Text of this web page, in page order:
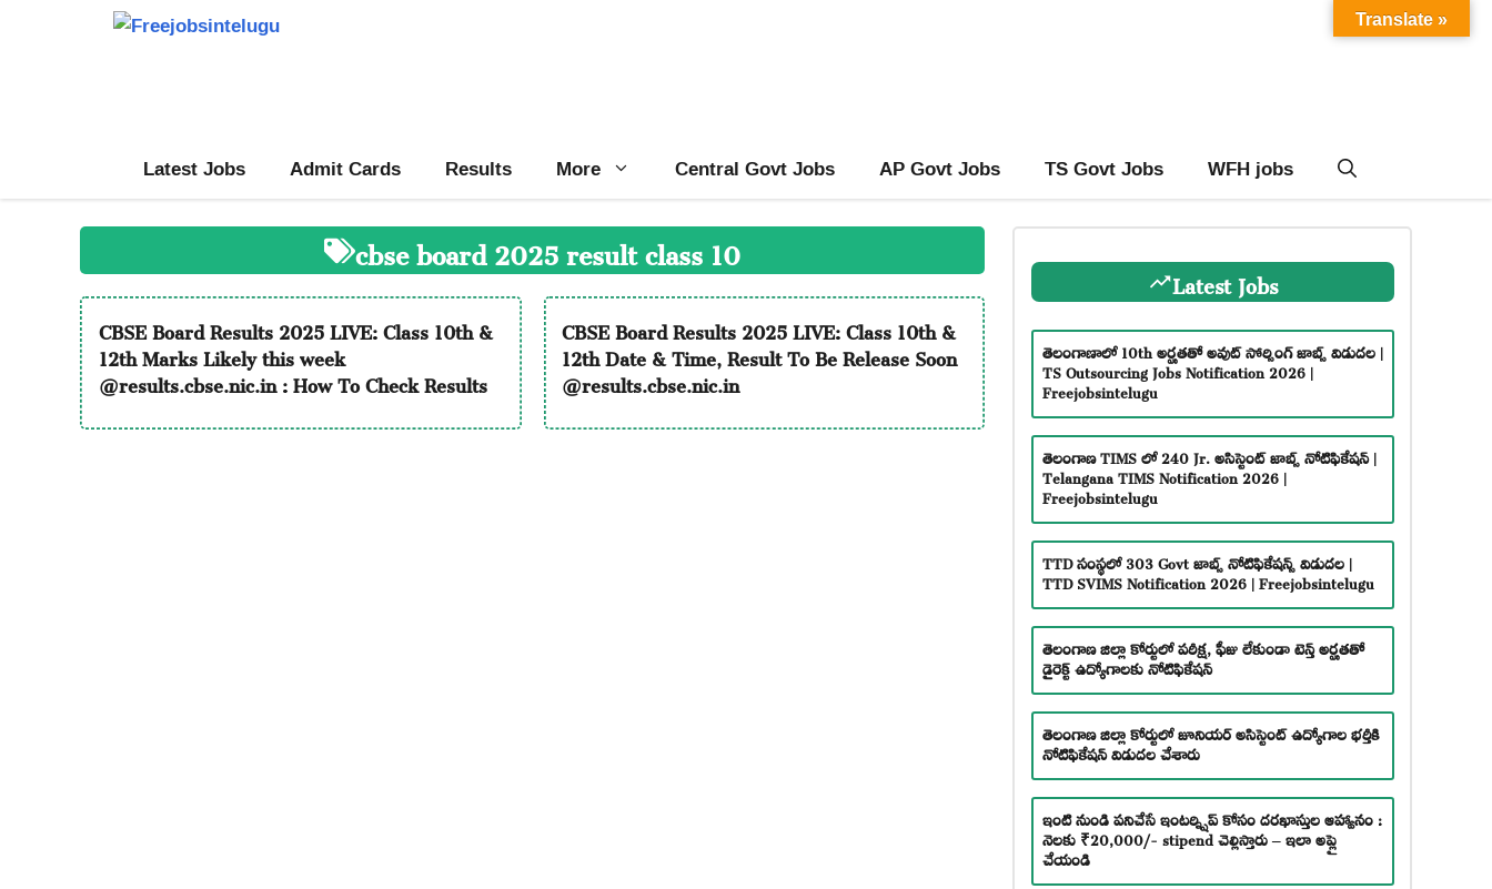
Latest Jobs Admit Cards Results More Central Govt Jobs AP Govt Jobs TS Govt Jobs WFH jobs
cbse board 2025 result class 10
CBSE Board Results 2025 LIVE: Class 10th &
12th Marks Likely this week
@results.cbse.nic.in : How To Check Results
CBSE Board Results 2025 LIVE: Class 10th &
12th Date & Time, Result To Be Release Soon
@results.cbse.nic.in
Latest Jobs
తెలంగాణాలో 10th అర్హతతో అవుట్ సోర్సింగ్ జాబ్స్ విడుదల |
TS Outsourcing Jobs Notification 2026 |
Freejobsintelugu
తెలంగాణ TIMS లో 240 Jr. అసిస్టెంట్ జాబ్స్ నోటిఫికేషన్ |
Telangana TIMS Notification 2026 |
Freejobsintelugu
TTD సంస్థలో 303 Govt జాబ్స్ నోటిఫికేషన్స్ విడుదల |
TTD SVIMS Notification 2026 | Freejobsintelugu
తెలంగాణ జిల్లా కోర్టులో పరీక్ష, ఫీజు లేకుండా టెన్త్ అర్హతతో
డైరెక్ట్ ఉద్యోగాలకు నోటిఫికేషన్
తెలంగాణ జిల్లా కోర్టులో జూనియర్ అసిస్టెంట్ ఉద్యోగాల భర్తీకి
నోటిఫికేషన్ విడుదల చేశారు
ఇంటి నుండి పనిచేసే ఇంటర్న్షిప్ కోసం దరఖాస్తుల ఆహ్వానం :
నెలకు ₹20,000/- stipend చెల్లిస్తారు – ఇలా అప్లై
చేయండి
Translate »